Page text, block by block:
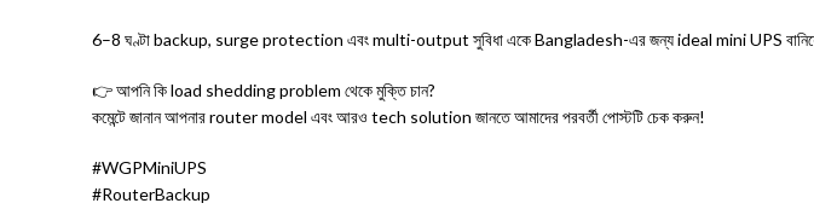
6–8 ঘণ্টা backup, surge protection এবং multi-output সুবিধা একে Bangladesh-এর জন্য ideal mini UPS
👉 আপনি কি load shedding problem থেকে মুক্তি চান?
কমেন্টে জানান আপনার router model এবং আরও tech solution জানতে আমাদের পরবর্তী পোস্টটি চেক করুন!
#WGPMiniUPS
#RouterBackup